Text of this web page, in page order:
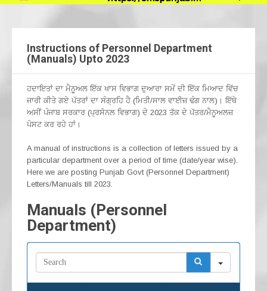
Instructions of Personnel Department
(Manuals) Upto 2023
ਹਦਾਇਤਾਂ ਦਾ ਮੈਨੂਅਲ ਇੱਕ ਖਾਸ ਵਿਭਾਗ ਦੁਆਰਾ ਸਮੇਂ ਦੀ ਇੱਕ ਮਿਆਦ ਵਿੱਚ
ਜਾਰੀ ਕੀਤੇ ਗਏ ਪੱਤਰਾਂ ਦਾ ਸੰਗ੍ਰਹਿ ਹੈ (ਮਿਤੀ/ਸਾਲ ਵਾਈਜ਼ ਢੰਗ ਨਾਲ)। ਇੱਥੇ
ਅਸੀਂ ਪੰਜਾਬ ਸਰਕਾਰ (ਪ੍ਰਸੋਨਲ ਵਿਭਾਗ) ਦੇ 2023 ਤੱਕ ਦੇ ਪੱਤਰ/ਮੈਨੂਅਲਜ਼
ਪੋਸਟ ਕਰ ਰਹੇ ਹਾਂ।
A manual of instructions is a collection of letters issued by a
particular department over a period of time (date/year wise).
Here we are posting Punjab Govt (Personnel Department)
Letters/Manuals till 2023.
Manuals (Personnel
Department)
e